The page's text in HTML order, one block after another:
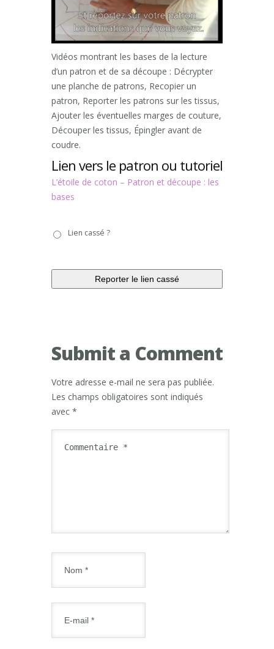
Vidéos montrant les bases de la lecture
d’un patron et de sa découpe : Décrypter
une planche de patrons, Recopier un
patron, Reporter les patrons sur les tissus,
Ajouter les éventuelles marges de couture,
Découper les tissus, Épingler avant de
coudre.
Lien vers le patron ou tutoriel
L’étoile de coton – Patron et découpe : les
bases
casséLien cassé ?
Submit a Comment
Votre adresse e-mail ne sera pas publiée.
Les champs obligatoires sont indiqués
avec *